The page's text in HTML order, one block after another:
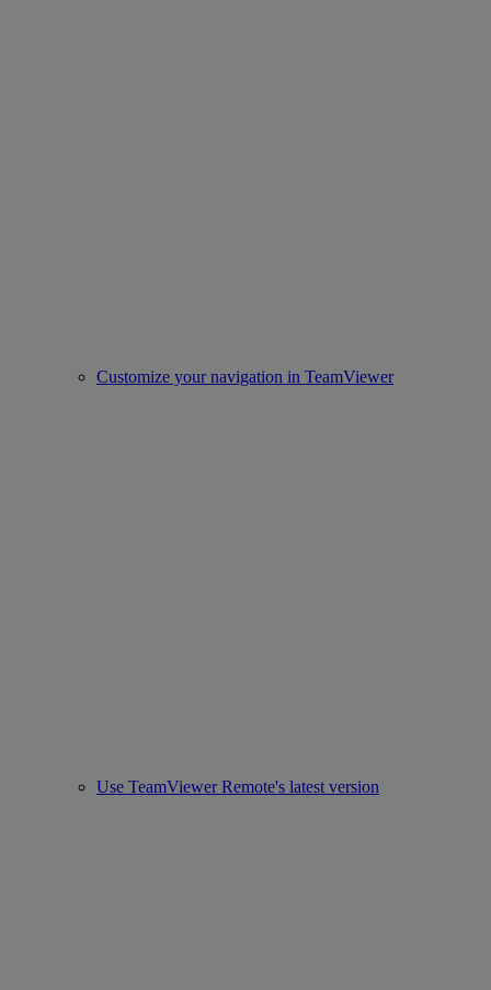
Customize your navigation in TeamViewer
Use TeamViewer Remote's latest version